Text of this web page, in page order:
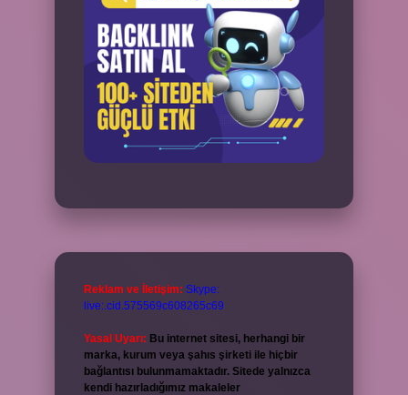
Reklam ve İletişim: Skype:
live:.cid.575569c608265c69
Yasal Uyarı: Bu internet sitesi, herhangi bir
marka, kurum veya şahıs şirketi ile hiçbir
bağlantısı bulunmamaktadır. Sitede yalnızca
kendi hazırladığımız makaleler